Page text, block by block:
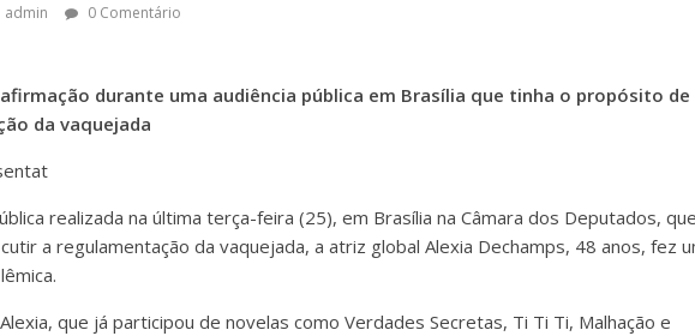
admin 0 Comentário
durante uma audiência pública em Brasília que tinha o propósito de
da vaquejada
realizada na última terça-feira (25), em Brasília na Câmara dos Deputados, que
a regulamentação da vaquejada, a atriz global Alexia Dechamps, 48 anos, fez
que já participou de novelas como Verdades Secretas, Ti Ti Ti, Malhação e